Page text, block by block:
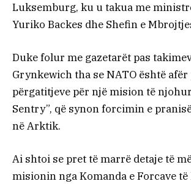
Luksemburg, ku u takua me
Yuriko Backes dhe Shefin e
Duke folur me gazetarët pas
Grynkewich tha se NATO është
përgatitjeve për një mision të
Sentry”, që synon forcimin e
në Arktik.
Ai shtoi se pret të marrë detaje të
misionin nga Komanda e Forcave të